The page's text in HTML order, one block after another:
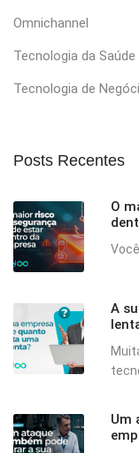
Omnichannel
Tecnologia da Saúde
Tecnologia de
Posts Recentes
O
A
Um